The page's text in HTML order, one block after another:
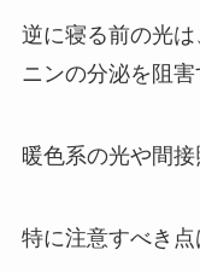
逆に寝る前の光
ニンの分泌を阻
暖色系の光や間
特に注意すべき